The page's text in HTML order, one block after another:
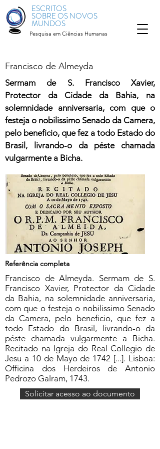
ESCRITOS
SOBRE OS NOVOS
MUNDOS
Pesquisa em Ciências Humanas
Francisco de Almeyda
Sermam de S. Francisco Xavier,
Protector da Cidade da Bahia, na
solemnidade anniversaria, com que o
festeja o nobilissimo Senado da Camera,
pelo beneficio, que fez a todo Estado do
Brasil, livrando-o da péste chamada
vulgarmente a Bicha.
Referência completa
Francisco de Almeyda. Sermam de S.
Francisco Xavier, Protector da Cidade
da Bahia, na solemnidade anniversaria,
com que o festeja o nobilissimo Senado
da Camera, pelo beneficio, que fez a
todo Estado do Brasil, livrando-o da
péste chamada vulgarmente a Bicha.
Recitado na Igreja do Real Collegio de
Jesu a 10 de Mayo de 1742 [...]. Lisboa:
Officina dos Herdeiros de Antonio
Pedrozo Galram, 1743.
Solicitar acesso ao documento